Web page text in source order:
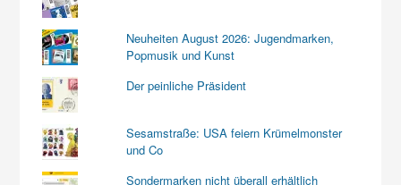
Neuheiten August 2026: Jugendmarken,
Popmusik und Kunst
Der peinliche Präsident
Sesamstraße: USA feiern Krümelmonster
und Co
Sondermarken nicht überall erhältlich